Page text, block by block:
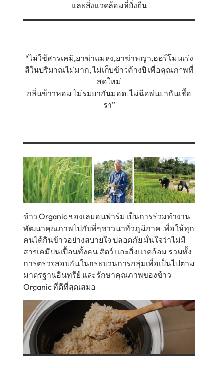
และสิ่งแวดล้อมที่ยั่งยืน
“ไม่ใช้สารเคมี,ยาฆ่าแมลง,ยาฆ่าหญา,ฮอร์โมนเร่ง
สีในปริมาณไม่มาก, ไม่เก็บข้าวค้างปี เพื่อคุณภาพที่
สดใหม่
กลิ่นข้าวหอม ไม่รมยากันมอด, ไม่ฉีดพ่นยากันเชื้อ
รา”
ข้าว Organic ของเลมอนฟาร์ม เป็นการร่วมทำงาน
พัฒนาคุณภาพไปกับพี่ๆชาวนาทั่วภูมิภาค เพื่อให้ทุก
คนได้กินข้าวอย่างสบายใจ ปลอดภัย มั่นใจว่าไม่มี
สารเคมีปนเปื้อนทั้งคน สัตว์ และสิ่งแวดล้อม รวมทั้ง
การตรวจสอบกันในกระบวนการกลุ่มเพื่อเป็นไปตาม
มาตรฐานอินทรีย์ และรักษาคุณภาพของข้าว
Organic ที่ดีที่สุดเสมอ